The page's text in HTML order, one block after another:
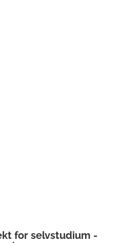
for selvstudium -